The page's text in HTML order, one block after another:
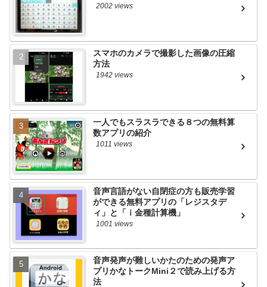
2002 views
スマホのカメラで撮影した画像の圧縮
方法
1942 views
一人でもスラスラできる８つの無料算
数アプリの紹介
1011 views
音声言語がない自閉症の方も販売学習
ができる無料アプリの「レジスタデ
ィ」と「ｉ金種計算機」
1001 views
音声発声が難しいかたのための発声ア
プリかなトークMini２で読み上げる方
法